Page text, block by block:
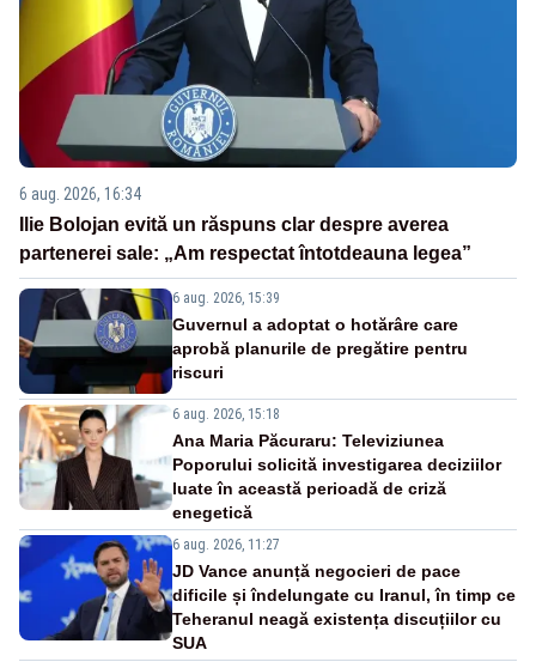
6 aug. 2026, 16:34
Ilie Bolojan evită un răspuns clar despre averea
partenerei sale: „Am respectat întotdeauna legea”
6 aug. 2026, 15:39
Guvernul a adoptat o hotărâre care
aprobă planurile de pregătire pentru
riscuri
6 aug. 2026, 15:18
Ana Maria Păcuraru: Televiziunea
Poporului solicită investigarea deciziilor
luate în această perioadă de criză
enegetică
6 aug. 2026, 11:27
JD Vance anunță negocieri de pace
dificile și îndelungate cu Iranul, în timp ce
Teheranul neagă existența discuțiilor cu
SUA